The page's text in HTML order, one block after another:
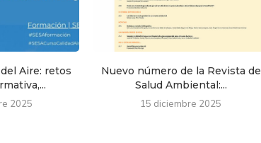
Aire: retos
2025
Nuevo número de la Revista de
Salud Ambiental:...
15 diciembre 2025